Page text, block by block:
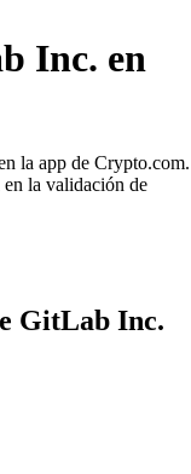
Inc. en
la app de Crypto.com.
la validación de
GitLab Inc.